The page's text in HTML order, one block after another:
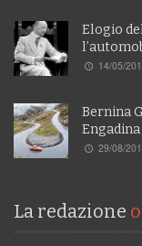
Elogio
14/05/
Bernina
Engadina
29/08/
La redazione